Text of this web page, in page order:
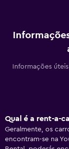
Informações
Qual é a rent-a-
Geralmente, os
encontram-se na